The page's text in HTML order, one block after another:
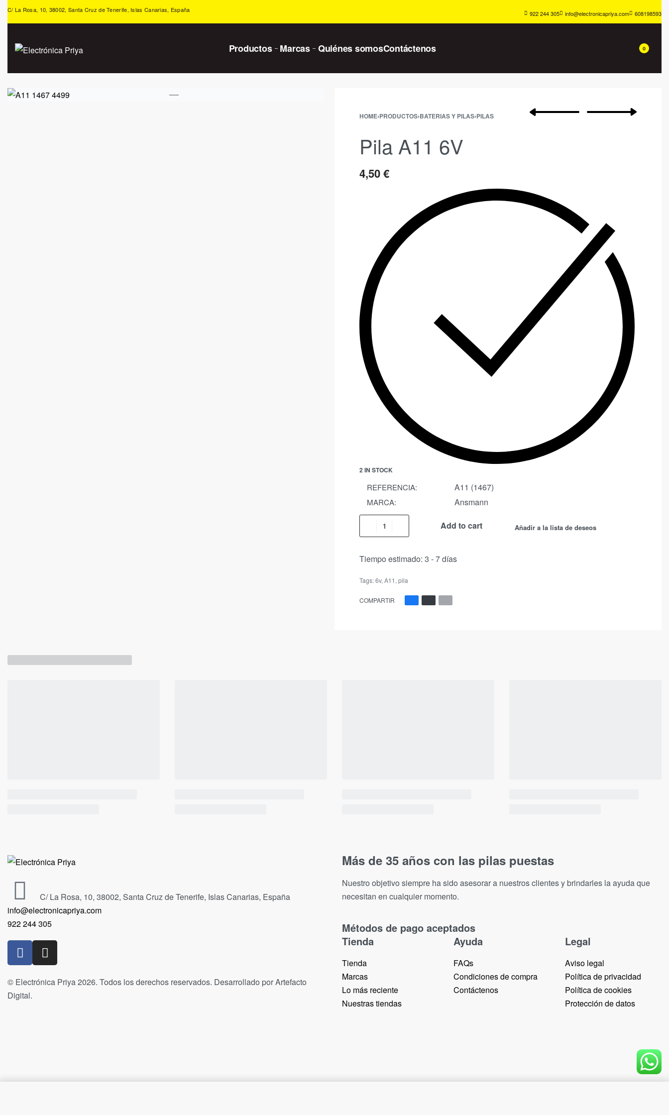
C/ La Rosa, 10, 38002, Santa Cruz de Tenerife, Islas Canarias, España 922 244 305 info@electronicapriya.com 608198593
Productos Marcas Quiénes somosContáctenos 0
HOME›PRODUCTOS›BATERIAS Y PILAS›PILAS
Pila A11 6V
4,50€
2 IN STOCK
REFERENCIA: A11 (1467)
MARCA: Ansmann
Add to cart Añadir a la lista de deseos
Tiempo estimado: 3 - 7 días
Tags:6v, A11 , pila
COMPARTIR
C/ La Rosa, 10, 38002, Santa Cruz de Tenerife, Islas Canarias, España
info@electronicapriya.com
922 244 305
© Electrónica Priya 2026. Todos los derechos reservados. Desarrollado por Artefacto
Digital.
Más de 35 años con las pilas puestas
Nuestro objetivo siempre ha sido asesorar a nuestros clientes y brindarles la ayuda que
necesitan en cualquier momento.
Métodos de pago aceptados
Tienda
Tienda
Marcas
Lo más reciente​
Nuestras tiendas​
Ayuda
FAQs
Condiciones de compra
Contáctenos
Legal
Aviso legal
Política de privacidad
Política de cookies
Protección de datos